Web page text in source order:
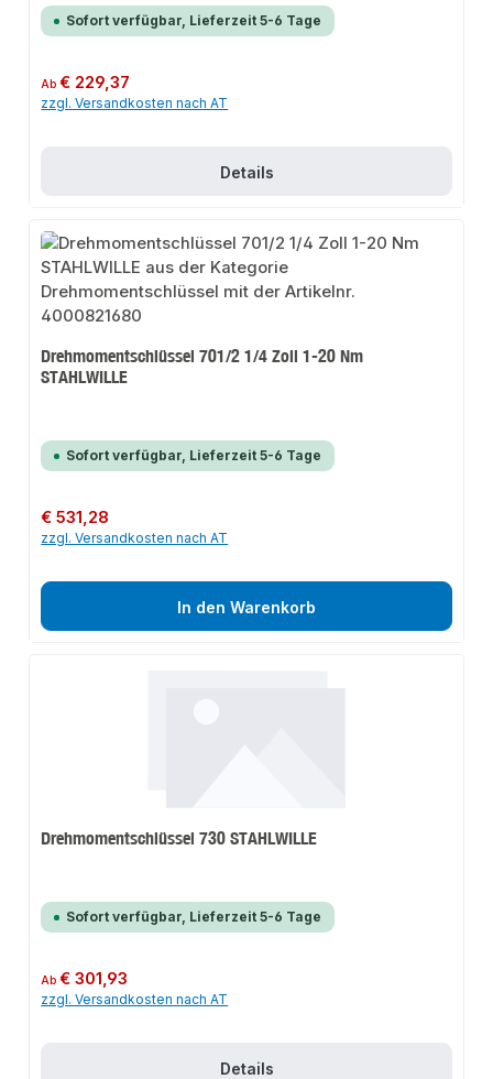
Sofort verfügbar, Lieferzeit 5-6 Tage
Regulärer Preis:
Ab€ 229,37
zzgl. Versandkosten nach AT
Details
Drehmomentschlüssel 701/2 1/4 Zoll 1-20 Nm
STAHLWILLE
Sofort verfügbar, Lieferzeit 5-6 Tage
Regulärer Preis:
€ 531,28
zzgl. Versandkosten nach AT
In den Warenkorb
Drehmomentschlüssel 730 STAHLWILLE
Sofort verfügbar, Lieferzeit 5-6 Tage
Regulärer Preis:
Ab€ 301,93
zzgl. Versandkosten nach AT
Details